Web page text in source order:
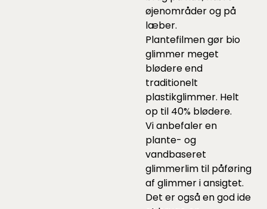
øjenområder og på
læber.
Plantefilmen gør bio
glimmer meget
blødere end
traditionelt
plastikglimmer. Helt
op til 40% blødere.
Vi anbefaler en
plante- og
vandbaseret
glimmerlim til påføring
af glimmer i ansigtet.
Det er også en god ide